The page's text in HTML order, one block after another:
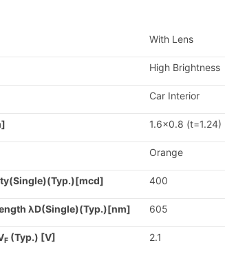
With Lens
High Brightness
Car Interior
1.6x0.8 (t=1.24)
Orange
400
λD(Single)(Typ.)[nm] 605
F (Typ.) [V] 2.1